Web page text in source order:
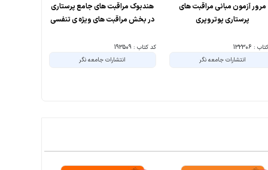
مرور آزمون مبانی مراقبت های
پرستاری پوتروپری
: 132306
انتشارات جامعه نگر
هندبوک مراقبت های جامع پرستاری
در بخش مراقبت های ویژه ی تنفسی
کد کتاب : 193509
انتشارات جامعه نگر